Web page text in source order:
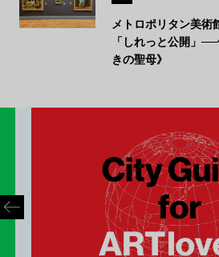
メトロポリタン美術
「しれっと公開」
きの聖母》